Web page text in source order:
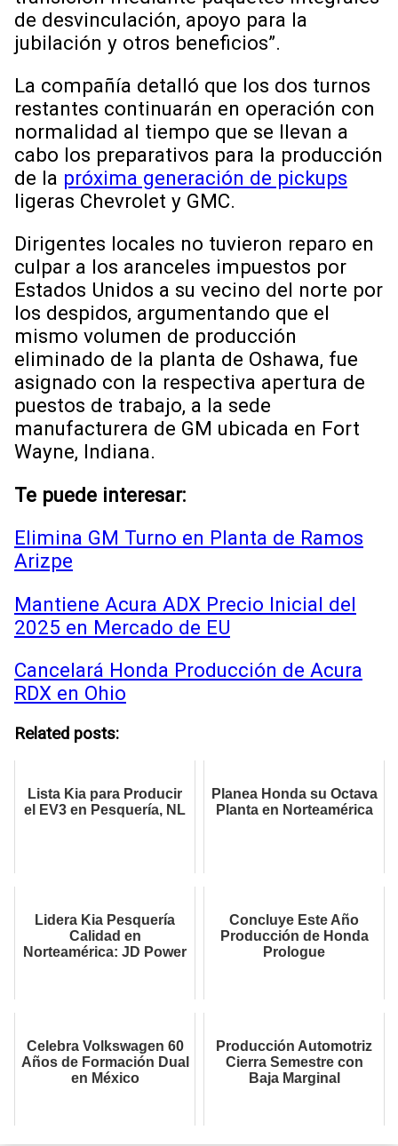
de desvinculación, apoyo para la
jubilación y otros beneficios”.
La compañía detalló que los dos turnos
restantes continuarán en operación con
normalidad al tiempo que se llevan a
cabo los preparativos para la producción
de la próxima generación de pickups
ligeras Chevrolet y GMC.
Dirigentes locales no tuvieron reparo en
culpar a los aranceles impuestos por
Estados Unidos a su vecino del norte por
los despidos, argumentando que el
mismo volumen de producción
eliminado de la planta de Oshawa, fue
asignado con la respectiva apertura de
puestos de trabajo, a la sede
manufacturera de GM ubicada en Fort
Wayne, Indiana.
Te puede interesar:
Elimina GM Turno en Planta de Ramos
Arizpe
Mantiene Acura ADX Precio Inicial del
2025 en Mercado de EU
Cancelará Honda Producción de Acura
RDX en Ohio
Related posts:
Lista Kia para Producir
el EV3 en Pesquería, NL
Planea Honda su Octava
Planta en Norteamérica
Lidera Kia Pesquería
Calidad en
Norteamérica: JD Power
Concluye Este Año
Producción de Honda
Prologue
Celebra Volkswagen 60
Años de Formación Dual
en México
Producción Automotriz
Cierra Semestre con
Baja Marginal